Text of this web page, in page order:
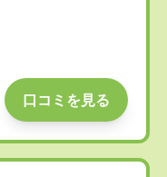
口コミを見る